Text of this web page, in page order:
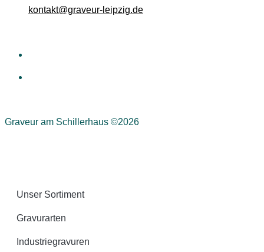
kontakt@graveur-leipzig.de
Graveur am Schillerhaus ©2026
Unser Sortiment
Gravurarten
Industriegravuren